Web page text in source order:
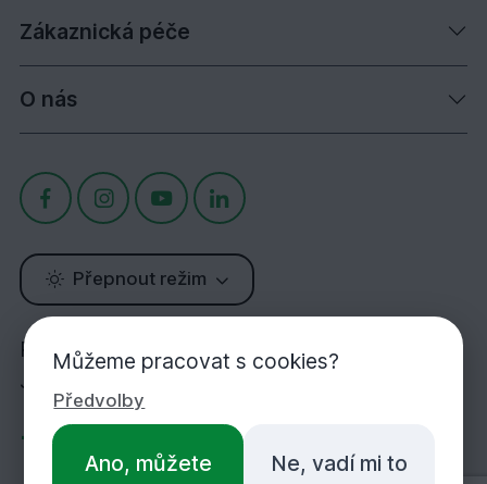
Zákaznická péče
O nás
Přepnout režim
Potřebujete poradit?
Jsme tu pro Vás!
+420 283 933 452
Můžeme pracovat s cookies?
Předvolby
Ano, můžete Ne, vadí mi to